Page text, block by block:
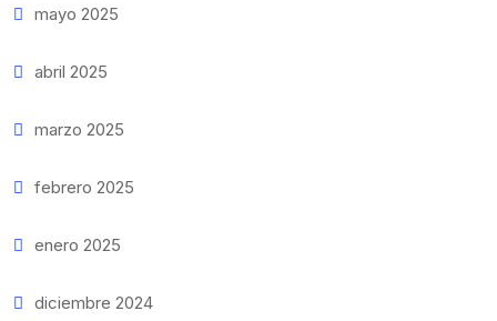
mayo 2025
abril 2025
marzo 2025
febrero 2025
enero 2025
diciembre 2024